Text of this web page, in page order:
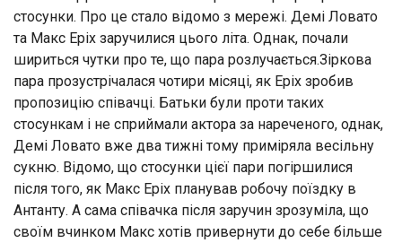
стосунки. Про це стало відомо з мережі. Демі Ловато
та Макс Еріх заручилися цього літа. Однак, почали
шириться чутки про те, що пара розлучається.Зіркова
пара прозустрічалася чотири місяці, як Еріх зробив
пропозицію співачці. Батьки були проти таких
стосункам і не сприймали актора за нареченого, однак,
Демі Ловато вже два тижні тому приміряла весільну
сукню. Відомо, що стосунки цієї пари погіршилися
після того, як Макс Еріх планував робочу поїздку в
Антанту. А сама співачка після заручин зрозуміла, що
своїм вчинком Макс хотів привернути до себе більше